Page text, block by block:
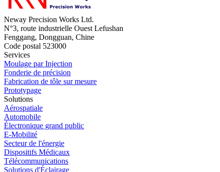
Neway Precision Works Ltd.
N°3, route industrielle Ouest Lefushan
Fenggang, Dongguan, Chine
Code postal 523000
Services
Moulage par Injection
Fonderie de précision
Fabrication de tôle sur mesure
Prototypage
Solutions
Aérospatiale
Automobile
Électronique grand public
E-Mobilité
Secteur de l'énergie
Dispositifs Médicaux
Télécommunications
Solutions d'Éclairage